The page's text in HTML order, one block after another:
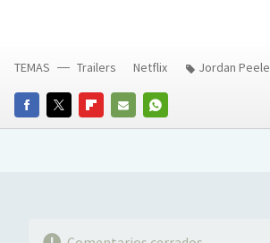
FACEBOOKTWITTERFLIPBOARD
E-
WHATSAPP
TEMAS Trailers Netflix Jordan Peele